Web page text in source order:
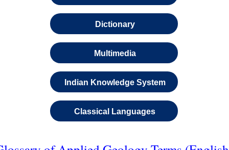
Dictionary
Multimedia
Indian Knowledge System
Classical Languages